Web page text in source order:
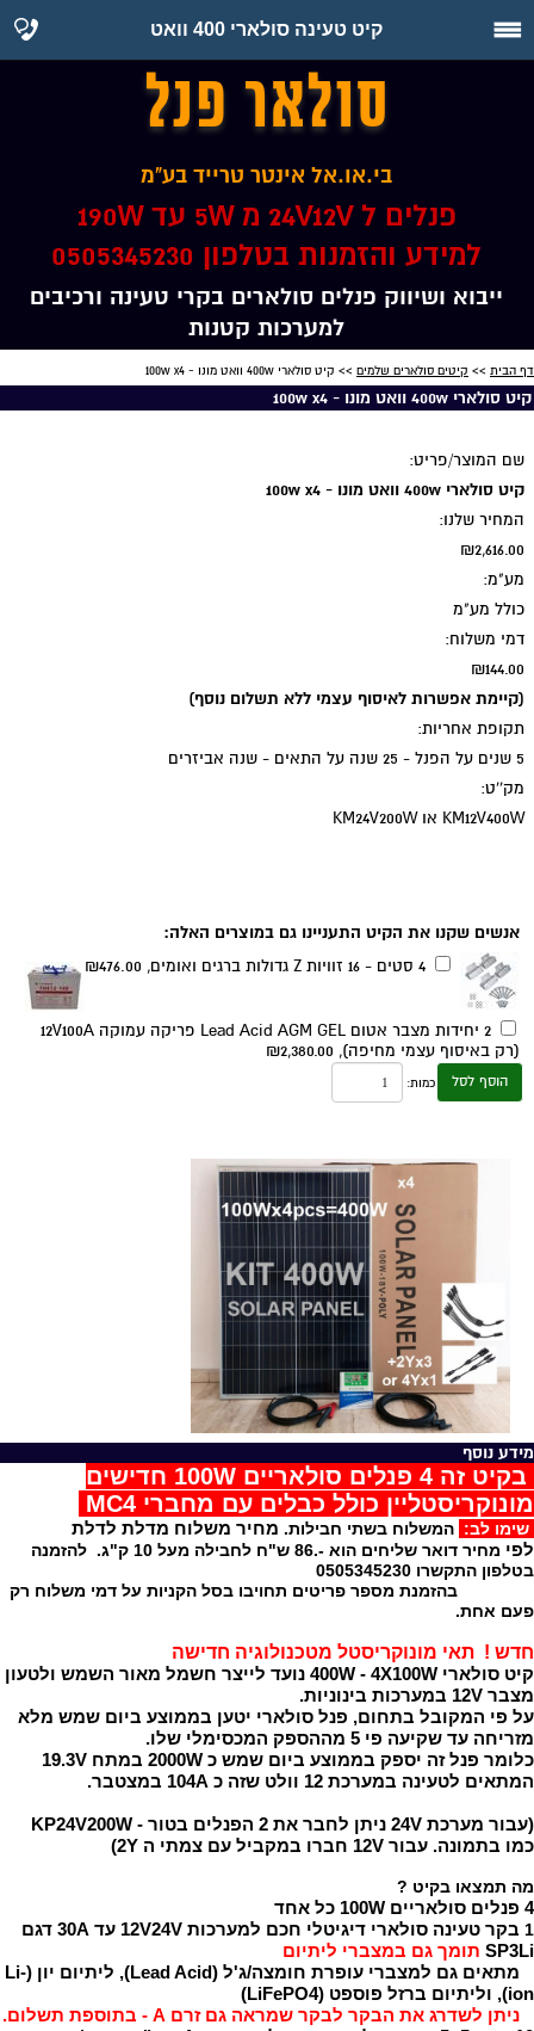
קיט טעינה סולארי 400 וואט
סולאר פנל
ייבוא ושיווק פנלים סולארים בקרי טעינה ורכיבים
למערכות קטנות
בי.או.אל אינטר טרייד בע"מ
פנלים ל 24V12V מ 5W עד 190W
למידע והזמנות בטלפון 0505345230
דף הבית >> קיטים סולארים שלמים >> קיט סולארי 400w וואט מונו - 100w x4
קיט סולארי 400w וואט מונו - 100w x4
שם המוצר/פריט:
קיט סולארי 400w וואט מונו - 100w x4
המחיר שלנו:
₪2,616.00
מע"מ:
כולל מע"מ
דמי משלוח:
₪144.00
(קיימת אפשרות לאיסוף עצמי ללא תשלום נוסף)
תקופת אחריות:
5 שנים על הפנל - 25 שנה על התאים - שנה אביזרים
מק''ט:
KM12V400W או KM24V200W
אנשים שקנו את הקיט התעניינו גם במוצרים האלה:
4 סטים - 16 זוויות Z גדולות ברגים ואומים,
₪476.00
2 יחידות מצבר אטום Lead Acid AGM GEL פריקה עמוקה 12V100A
(רק באיסוף עצמי מחיפה), ₪2,380.00
הוסף לסל כמות:
מידע נוסף
בקיט זה 4 פנלים סולאריים 100W חדישים
מונוקריסטליין כולל כבלים עם מחברי MC4
שימו לב: המשלוח בשתי חבילות. מחיר משלוח מדלת לדלת
לפי
מחיר דואר שליחים הוא -.86 ש"ח לחבילה מעל 10 ק"ג. להזמנה
בטלפון התקשרו 0505345230
בהזמנת מספר פריטים תחויבו בסל הקניות על דמי משלוח רק
פעם אחת.
חדש ! תאי מונוקריסטל מטכנולוגיה חדישה
קיט סולארי 400W - 4X100W נועד לייצר חשמל מאור השמש ולטעון
מצבר 12V במערכות בינוניות.
על פי המקובל בתחום, פנל סולארי יטען בממוצע ביום שמש מלא
מזריחה עד שקיעה פי 5 מההספק המכסימלי שלו.
כלומר פנל זה יספק בממוצע ביום שמש כ 2000W במתח 19.3V
המתאים לטעינה במערכת 12 וולט שזה כ 104A במצטבר.
(עבור מערכת 24V ניתן לחבר את 2 הפנלים בטור - KP24V200W
כמו בתמונה. עבור 12V חברו במקביל עם צמתי ה 2Y)
מה תמצאו בקיט ?
4 פנלים סולאריים 100W כל אחד
1
בקר טעינה סולארי דיגיטלי חכם למערכות 12V24V עד 30A דגם
SP3Li תומך גם במצברי ליתיום
מתאים גם למצברי עופרת חומצה/ג'ל (Lead Acid), ליתיום יון (Li-
ion), וליתיום ברזל פוספט (LiFePO4)
ניתן לשדרג את הבקר לבקר שמראה גם זרם A - בתוספת תשלום.